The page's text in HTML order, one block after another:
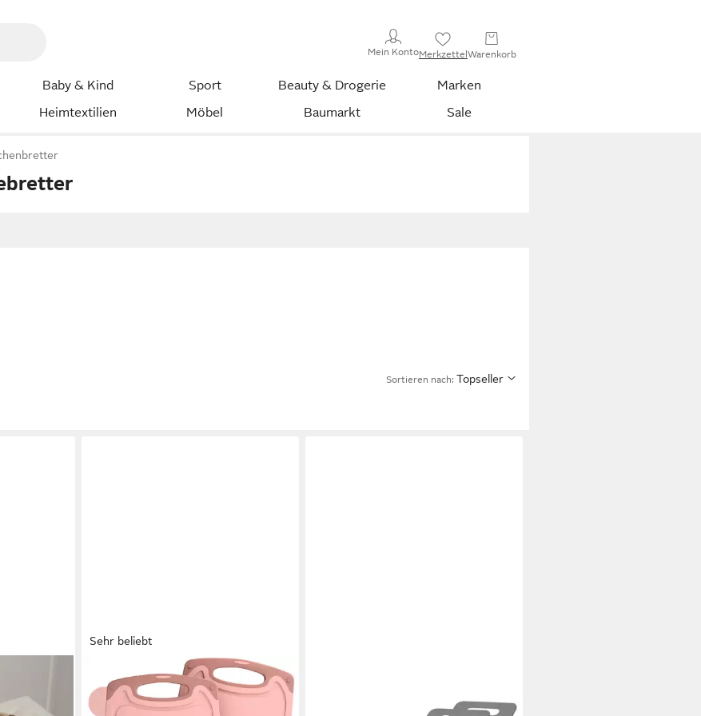
Mein KontoMerkzettelWarenkorb
Baby & Kind Sport Beauty & Drogerie
Marken
Heimtextilien Möbel Baumarkt Sale
Sortieren nach: Topseller
mit
Sehr beliebt
BLUMTAL
Schneidebrett Frühstücksbrettchen
Kunststoff, 2er-/3er-Set,
aus BPA-freiem & hygienischem